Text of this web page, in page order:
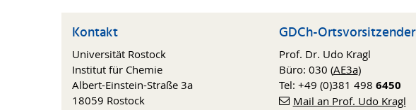
Kontakt
Universität Rostock
Institut für Chemie
Albert-Einstein-Straße 3a
18059 Rostock
GDCh-Ortsvorsitzender
Prof. Dr. Udo Kragl
Büro: 030 (AE3a)
Tel: +49 (0)381 498 6450
Mail an Prof. Udo Kragl